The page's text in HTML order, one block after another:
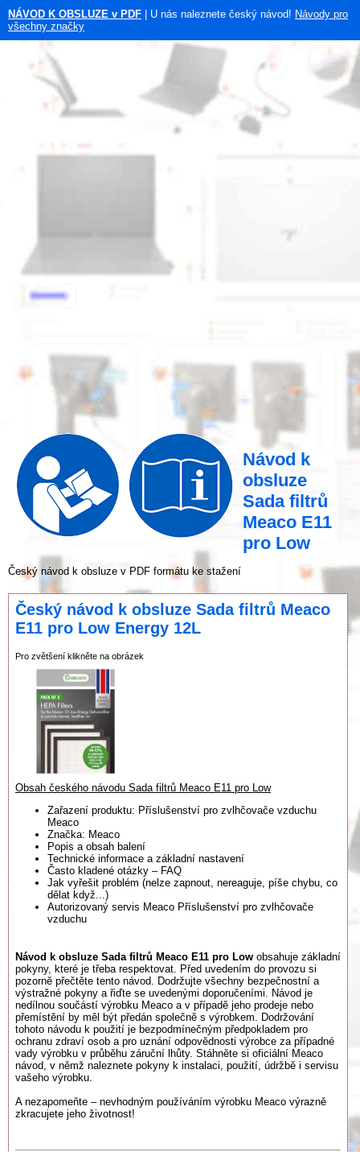
NÁVOD K OBSLUZE v PDF | U nás naleznete český návod! Návody pro
všechny značky
Návod k
obsluze
Sada filtrů
Meaco E11
pro Low
Český návod k obsluze v PDF formátu ke stažení
Český návod k obsluze Sada filtrů Meaco
E11 pro Low Energy 12L
Pro zvětšení klikněte na obrázek
Obsah českého návodu Sada filtrů Meaco E11 pro Low
Zařazení produktu: Příslušenství pro zvlhčovače vzduchu
Meaco
Značka: Meaco
Popis a obsah balení
Technické informace a základní nastavení
Často kladené otázky – FAQ
Jak vyřešit problém (nelze zapnout, nereaguje, píše chybu, co
dělat když...)
Autorizovaný servis Meaco Příslušenství pro zvlhčovače
vzduchu
Návod k obsluze Sada filtrů Meaco E11 pro Low obsahuje základní
pokyny, které je třeba respektovat. Před uvedením do provozu si
pozorně přečtěte tento návod. Dodržujte všechny bezpečnostní a
výstražné pokyny a řiďte se uvedenými doporučeními. Návod je
nedílnou součástí výrobku Meaco a v případě jeho prodeje nebo
přemístění by měl být předán společně s výrobkem. Dodržování
tohoto návodu k použití je bezpodmínečným předpokladem pro
ochranu zdraví osob a pro uznání odpovědnosti výrobce za případné
vady výrobku v průběhu záruční lhůty. Stáhněte si oficiální Meaco
návod, v němž naleznete pokyny k instalaci, použití, údržbě i servisu
vašeho výrobku.
A nezapomeňte – nevhodným používáním výrobku Meaco výrazně
zkracujete jeho životnost!